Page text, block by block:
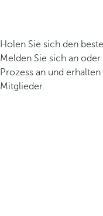
Holen Sie sich den
Melden Sie sich an
Prozess an und
Mitglieder.